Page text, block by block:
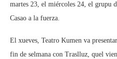
martes 23, el miércoles 24, el grupu
Casao a la fuerza.
El xueves, Teatro Kumen va presentar
fin de selmana con Traslluz, quel